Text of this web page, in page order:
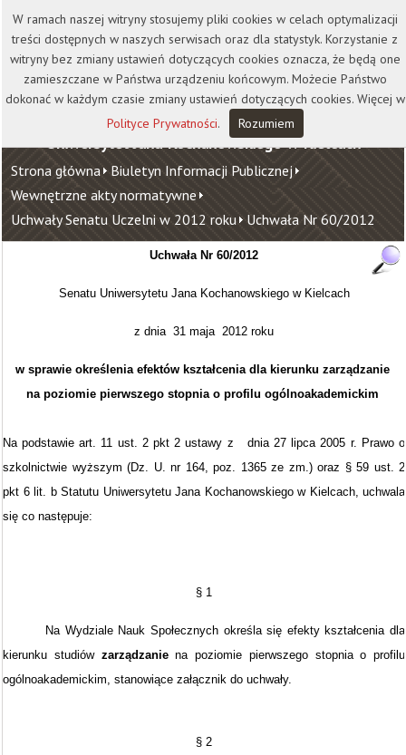
Kontakt Biblioteka
Wydawnictwo
Wirtualna Uczelnia
Uniwersytet Jana Kochanowskiego w Kielcach
Strona główna Biuletyn Informacji Publicznej
Wewnętrzne akty normatywne
Uchwały Senatu Uczelni w 2012 roku Uchwała Nr 60/2012
Uchwała Nr 60/2012
Senatu Uniwersytetu Jana Kochanowskiego w Kielcach
z dnia 31 maja 2012 roku
w sprawie określenia efektów kształcenia dla kierunku zarządzanie
na poziomie pierwszego stopnia o profilu ogólnoakademickim
Na podstawie art. 11 ust. 2 pkt 2 ustawy z dnia 27 lipca 2005 r. Prawo o
szkolnictwie wyższym (Dz. U. nr 164, poz. 1365 ze zm.) oraz § 59 ust. 2
pkt 6 lit. b Statutu Uniwersytetu Jana Kochanowskiego w Kielcach, uchwala
się co następuje:
§ 1
Na Wydziale Nauk Społecznych określa się efekty kształcenia dla
kierunku studiów zarządzaniena poziomie pierwszego stopnia o profilu
ogólnoakademickim, stanowiące załącznik do uchwały.
§ 2
W ramach naszej witryny stosujemy pliki cookies w celach optymalizacji
treści dostępnych w naszych serwisach oraz dla statystyk. Korzystanie z
witryny bez zmiany ustawień dotyczących cookies oznacza, że będą one
zamieszczane w Państwa urządzeniu końcowym. Możecie Państwo
dokonać w każdym czasie zmiany ustawień dotyczących cookies. Więcej w
Polityce Prywatności. Rozumiem